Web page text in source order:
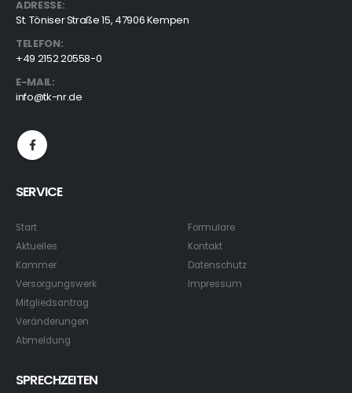
ADRESSE:
St. Töniser Straße 15, 47906 Kempen
TELEFON:
+49 2152 20558-0
E-MAIL:
info@tk-nr.de
SERVICE
Start
Aktuelles
Kammer
Versorgungswerk
Mitgliedsantrag
Veränderungen
Abmeldung
Formulare
Kontakt
Datenschutz
Impressum
SPRECHZEITEN